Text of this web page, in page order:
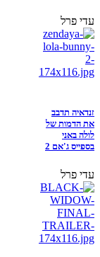
עדי פרל
זנדאיה תדבב
את הדמות של
לולה באני
בספייס ג'אם 2
עדי פרל